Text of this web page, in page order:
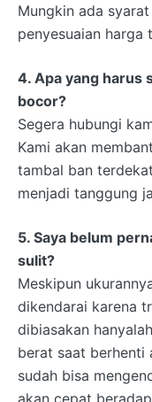
Mungkin ada
penyesuaian harga
4. Apa yang harus
bocor?
Segera hubungi
Kami akan
tambal ban
menjadi tanggung
5. Saya belum
sulit?
Meskipun
dikendarai karena
dibiasakan
berat saat berhenti
sudah bisa
akan cepat